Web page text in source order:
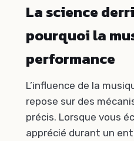
La science
pourquoi la
performance
L’influence de la
repose sur des
précis. Lorsque vous
apprécié durant un